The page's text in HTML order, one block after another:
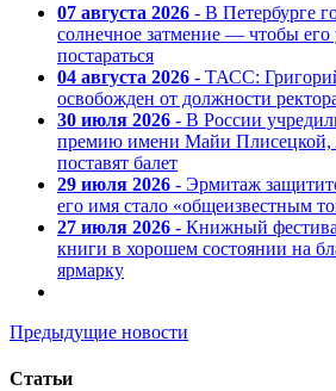
07 августа 2026 - В Петербурге
солнечное затмение — чтобы
постараться
04 августа 2026 - ТАСС:
освобожден от должности
30 июля 2026 - В России
премию имени Майи Плисецкой,
поставят балет
29 июля 2026 - Эрмитаж
его имя стало «общеизвестным
27 июля 2026 - Книжный
книги в хорошем состоянии на
ярмарку
Предыдущие новости
Статьи